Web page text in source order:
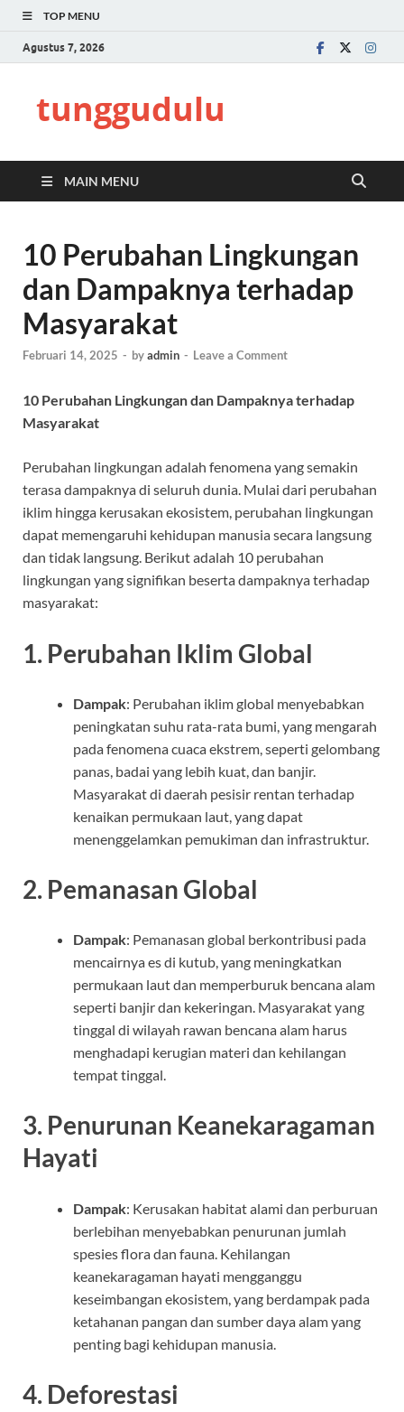
TOP MENU
Agustus 7, 2026
tunggudulu
MAIN MENU
10 Perubahan Lingkungan
dan Dampaknya terhadap
Masyarakat
Februari 14, 2025 - byadmin - Leave a Comment
10 Perubahan Lingkungan dan Dampaknya terhadap
Masyarakat
Perubahan lingkungan adalah fenomena yang semakin
terasa dampaknya di seluruh dunia. Mulai dari perubahan
iklim hingga kerusakan ekosistem, perubahan lingkungan
dapat memengaruhi kehidupan manusia secara langsung
dan tidak langsung. Berikut adalah 10 perubahan
lingkungan yang signifikan beserta dampaknya terhadap
masyarakat:
1. Perubahan Iklim Global
Dampak: Perubahan iklim global menyebabkan
peningkatan suhu rata-rata bumi, yang mengarah
pada fenomena cuaca ekstrem, seperti gelombang
panas, badai yang lebih kuat, dan banjir.
Masyarakat di daerah pesisir rentan terhadap
kenaikan permukaan laut, yang dapat
menenggelamkan pemukiman dan infrastruktur.
2. Pemanasan Global
Dampak: Pemanasan global berkontribusi pada
mencairnya es di kutub, yang meningkatkan
permukaan laut dan memperburuk bencana alam
seperti banjir dan kekeringan. Masyarakat yang
tinggal di wilayah rawan bencana alam harus
menghadapi kerugian materi dan kehilangan
tempat tinggal.
3. Penurunan Keanekaragaman
Hayati
Dampak: Kerusakan habitat alami dan perburuan
berlebihan menyebabkan penurunan jumlah
spesies flora dan fauna. Kehilangan
keanekaragaman hayati mengganggu
keseimbangan ekosistem, yang berdampak pada
ketahanan pangan dan sumber daya alam yang
penting bagi kehidupan manusia.
4. Deforestasi